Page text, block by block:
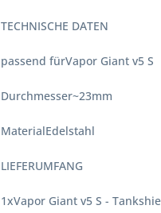
TECHNISCHE DATEN
passend fürVapor Giant v5 S
Durchmesser~23mm
MaterialEdelstahl
LIEFERUMFANG
1xVapor Giant v5 S -